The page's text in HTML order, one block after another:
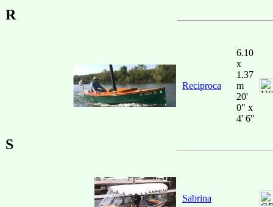
R
Reciproca
6.10
x
1.37
m
20'
0" x
4' 6"
S
Sabrina